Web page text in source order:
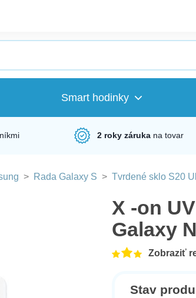
Smart hodinky
2 roky záruka na tovar
> Rada Galaxy S > Tvrdené sklo S20
X -on
Galaxy
Zobraziť
Stav